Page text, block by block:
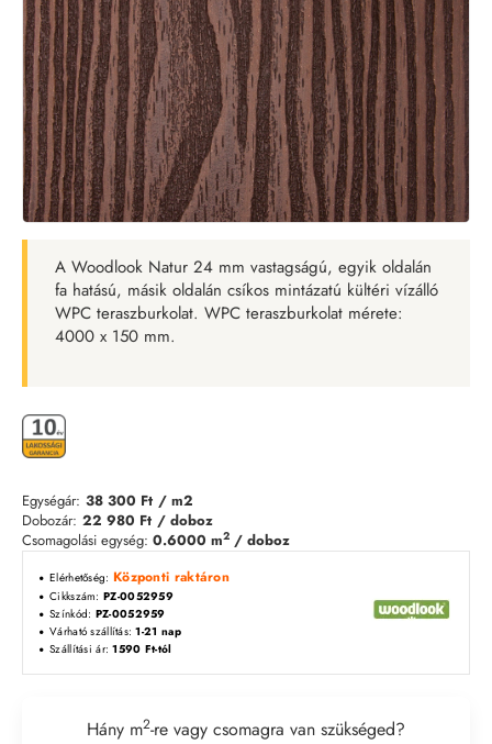
A Woodlook Natur 24 mm vastagságú, egyik oldalán
fa hatású, másik oldalán csíkos mintázatú kültéri vízálló
WPC teraszburkolat. WPC teraszburkolat mérete:
4000 x 150 mm.
Egységár: 38 300 Ft / m2
Dobozár: 22 980 Ft / doboz
Csomagolási egység: 0.6000 m2 / doboz
Elérhetőség: Központi raktáron
Cikkszám: PZ-0052959
Színkód: PZ-0052959
Várható szállítás: 1-21 nap
Szállítási ár: 1590 Ft-tól
Hány m2-re vagy csomagra van szükséged?